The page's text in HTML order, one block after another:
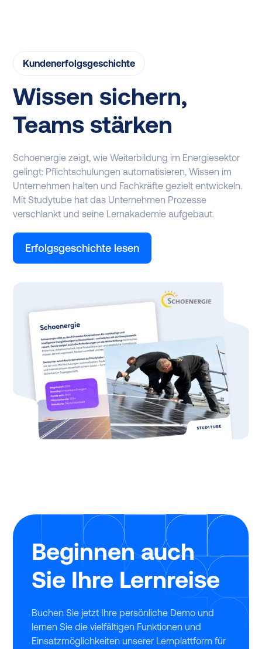
Kundenerfolgsgeschichte
Wissen sichern,
Teams stärken
Schoenergie zeigt, wie Weiterbildung im Energiesektor
gelingt: Pflichtschulungen automatisieren, Wissen im
Unternehmen halten und Fachkräfte gezielt entwickeln.
Mit Studytube hat das Unternehmen Prozesse
verschlankt und seine Lernakademie aufgebaut.
Erfolgsgeschichte lesen
Beginnen auch
Sie Ihre Lernreise
Buchen Sie jetzt Ihre persönliche Demo und
lernen Sie die vielfältigen Funktionen und
Einsatzmöglichkeiten unserer Lernplattform für